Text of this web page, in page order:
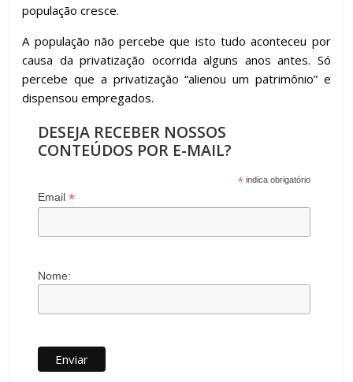
população cresce.
A população não percebe que isto tudo aconteceu por
causa da privatização ocorrida alguns anos antes. Só
percebe que a privatização “alienou um patrimônio” e
dispensou empregados.
DESEJA RECEBER NOSSOS
CONTEÚDOS POR E-MAIL?
* indica obrigatório
Email*
Nome: